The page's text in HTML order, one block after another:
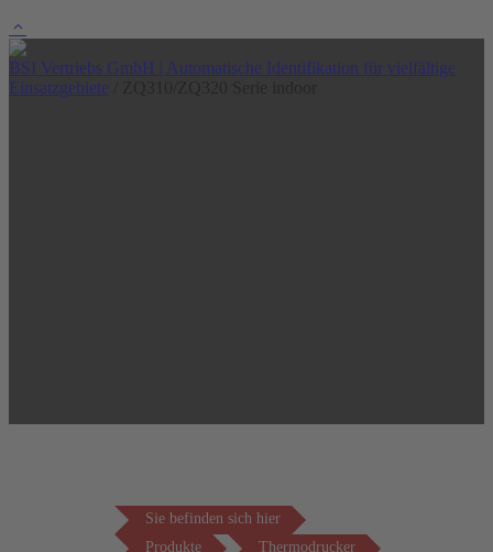
BSI Vertriebs GmbH | Automatische Identifikation für vielfältige
Einsatzgebiete
Sie befinden sich hier
Produkte
Thermodrucker